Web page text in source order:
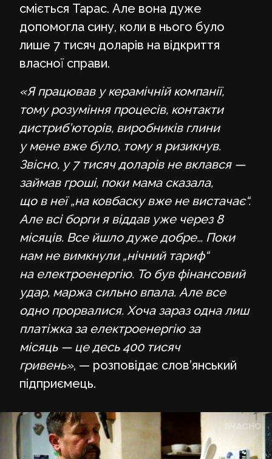
сміється Тарас. Але вона дуже
допомогла сину, коли в нього було
лише 7 тисяч доларів на відкриття
власної справи.
«Я працював у керамічній компанії,
тому розуміння процесів, контакти
дистриб’юторів, виробників глини
у мене вже було, тому я ризикнув.
Звісно, у 7 тисяч доларів не вклався —
займав гроші, поки мама сказала,
що в неї „на ковбаску вже не вистачає“.
Але всі борги я віддав уже через 8
місяців. Все йшло дуже добре… Поки
нам не вимкнули „нічний тариф“
на електроенергію. То був фінансовий
удар, маржа сильно впала. Але все
одно прорвалися. Хоча зараз одна лиш
платіжка за електроенергію за
місяць — це десь 400 тисяч
гривень», — розповідає слов’янський
підприємець.